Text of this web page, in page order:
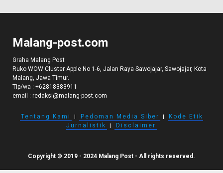
Malang-post.com
Graha Malang Post
Ruko WOW Cluster Apple No 1-6, Jalan Raya Sawojajar, Sawojajar, Kota
Malang, Jawa Timur.
Tlp/wa : +62818383911
email : redaksi@malang-post.com
Tentang Kami I Pedoman Media Siber I
Kode Etik
Jurnalistik
I Disclaimer
Copyright © 2019 - 2024 Malang Post - All rights reserved.